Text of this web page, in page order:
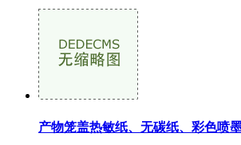
产物笼盖热敏纸、无碳纸、彩色喷